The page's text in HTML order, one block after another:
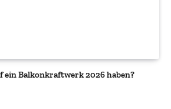
ein Balkonkraftwerk 2026 haben?